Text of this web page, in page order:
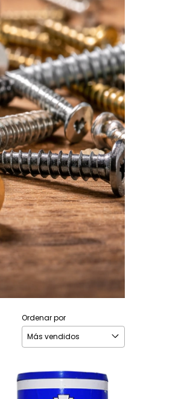
Ordenar por